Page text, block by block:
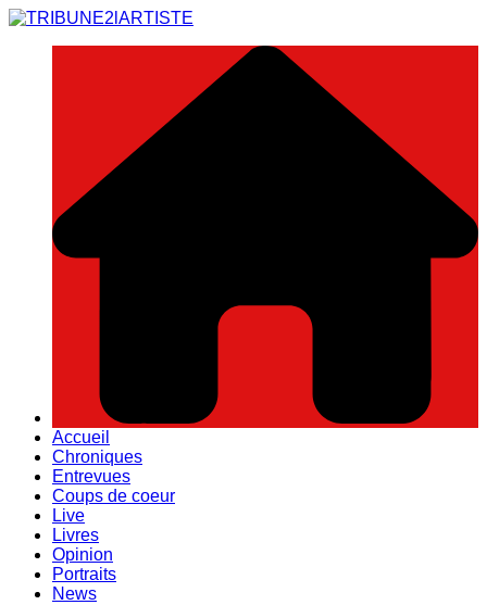
Aller
Accueil
Chroniques
Entrevues
Coups de coeur
Live
Livres
Opinion
Portraits
News